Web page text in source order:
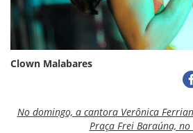
Clown Malabares
No domingo, a cantora Verônica
Praça Frei Baraúna, no